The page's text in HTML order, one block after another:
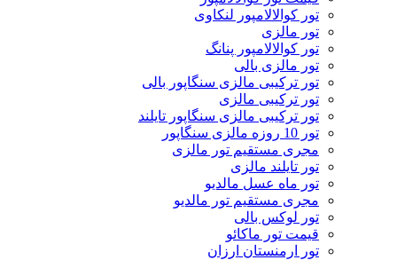
تور کوالالامپور لنکاوی
تور مالزی
تور کوالالامپور پنانگ
تور مالزی بالی
تور ترکیبی مالزی سنگاپور بالی
تور ترکیبی مالزی
تور ترکیبی مالزی سنگاپور تایلند
تور 10 روزه مالزی سنگاپور
مجری مستقیم تور مالزی
تور تایلند مالزی
تور ماه عسل مالدیو
مجری مستقیم تور مالدیو
تور لوکس بالی
قیمت تور ماکائو
تور ارمنستان ارزان